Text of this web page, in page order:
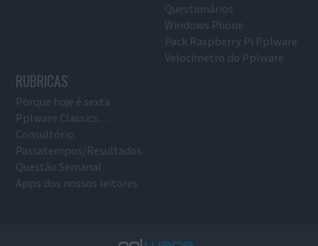
Questionários
Windows Phone
Pack Raspberry Pi Pplware
Velocímetro do Pplware
RUBRICAS
Porque hoje é sexta
Pplware Classics…
Consultório
Passatempos/Resultados
Questão Semanal
Apps dos nossos leitores